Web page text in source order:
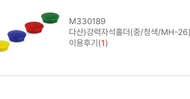
M330189
다산)강력자석홀더(중/청색/MH-
이용후기(1)